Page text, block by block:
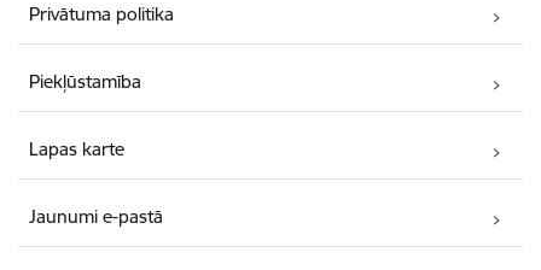
Privātuma politika
Piekļūstamība
Lapas karte
Jaunumi e-pastā